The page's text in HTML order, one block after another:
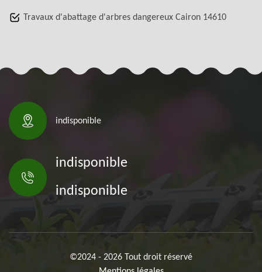
Travaux d'abattage d'arbres dangereux Cairon 14610
indisponible
indisponible
indisponible
©2024 - 2026 Tout droit réservé